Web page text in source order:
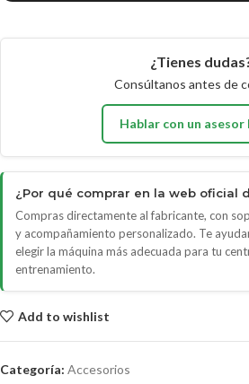
¿Tienes
Consúltanos antes de
Hablar con un asesor
¿Por qué comprar en la web oficial
Compras directamente al fabricante, con
y acompañamiento personalizado. Te
elegir la máquina más adecuada para tu
entrenamiento.
Add to wishlist
Categoría: Accesorios